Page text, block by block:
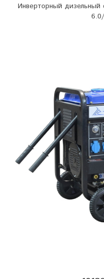
Инверторный дизельный